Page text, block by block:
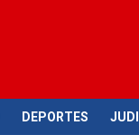
DEPORTES